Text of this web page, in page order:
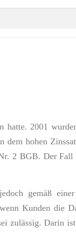
hatte. 2001
dem hohen
2 BGB. Der Fall
gemäß
Kunden die
zulässig. Darin